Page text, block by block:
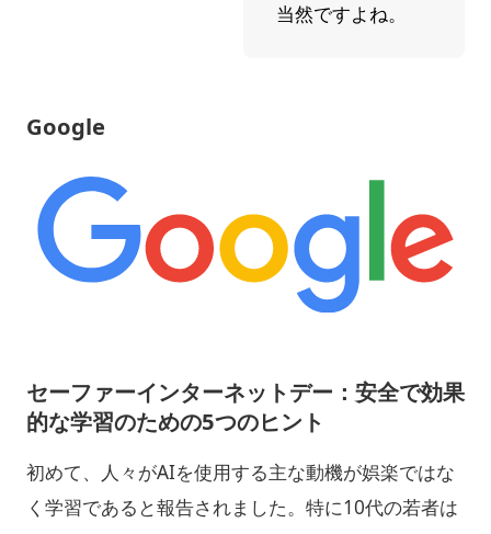
当然ですよね。
Google
セーファーインターネットデー：安全で効果
的な学習のための5つのヒント
初めて、人々がAIを使用する主な動機が娯楽ではな
く学習であると報告されました。特に10代の若者は